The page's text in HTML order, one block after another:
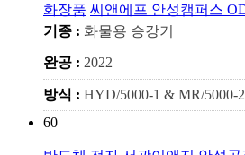
화장품 씨앤에프 안성캠퍼스
기종 : 화물용 승강기
완공 : 2022
방식 : HYD/5000-1 & MR/5000-2
60